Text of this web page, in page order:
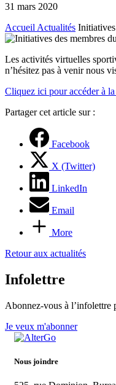
31 mars 2020
Accueil Actualités
Les activités virtuelles
n’hésitez pas à venir nous
Cliquez ici pour accéder à
Partager cet article sur :
Facebook
X (Twitter)
LinkedIn
Email
More
Retour aux actualités
Infolettre
Abonnez-vous à l’infolettre
Je veux m'abonner
Nous joindre